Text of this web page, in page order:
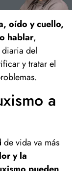
oído y cuello,
hablar,
diaria del
y tratar el
a
vida va más
y la